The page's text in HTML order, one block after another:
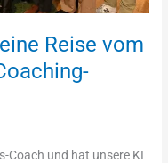
Reise vom
Coach und hat unsere KI